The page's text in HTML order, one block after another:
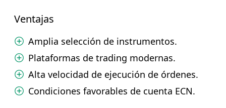
Ventajas
Amplia selección de instrumentos.
Plataformas de trading modernas.
Alta velocidad de ejecución de órdenes.
Condiciones favorables de cuenta ECN.